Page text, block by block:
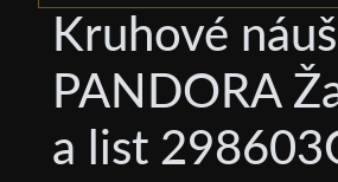
Kruhové
PANDORA
a list